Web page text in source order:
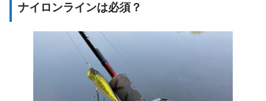
ナイロンラインは必須？